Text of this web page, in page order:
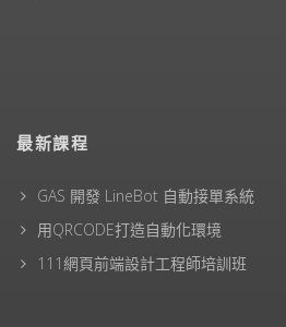
最新課程
GAS 開發 LineBot 自動接單系統
用QRCODE打造自動化環境
111網頁前端設計工程師培訓班